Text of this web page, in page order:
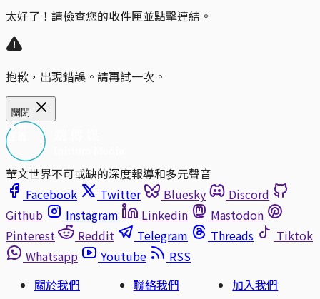
太好了！請檢查您的收件匣並點擊連結。
抱歉，出現錯誤。請再試一次。
關閉
華文世界不可或缺的深度報導和多元聲音
Facebook
Twitter Bluesky
Discord
Github
Instagram Linkedin
Mastodon
Pinterest
Reddit Telegram Threads
Tiktok
Whatsapp
Youtube
RSS
關於我們
聯絡我們
加入我們